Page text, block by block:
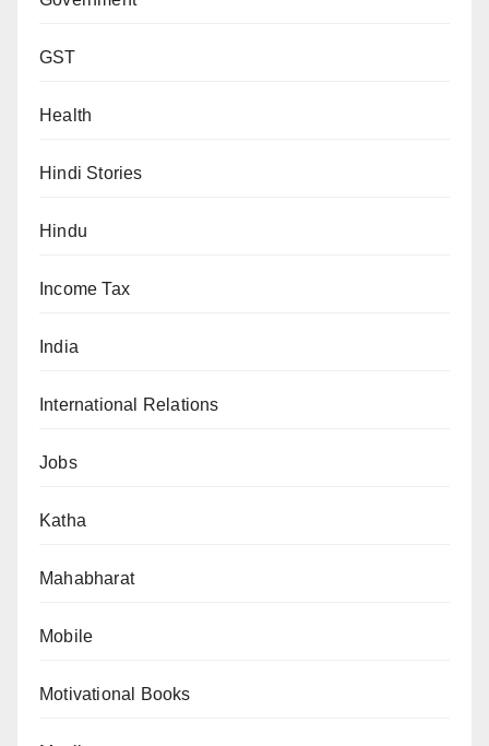
GST
Health
Hindi Stories
Hindu
Income Tax
India
International Relations
Jobs
Katha
Mahabharat
Mobile
Motivational Books